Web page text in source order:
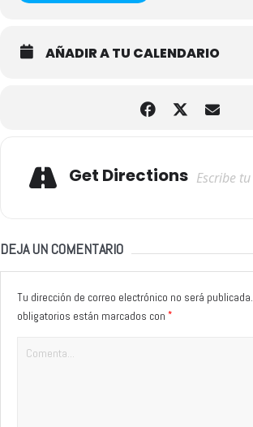
AÑADIR A TU CALENDARIO
Get Directions
DEJA UN COMENTARIO
Tu dirección de correo electrónico no será publicada.
obligatorios están marcados con *